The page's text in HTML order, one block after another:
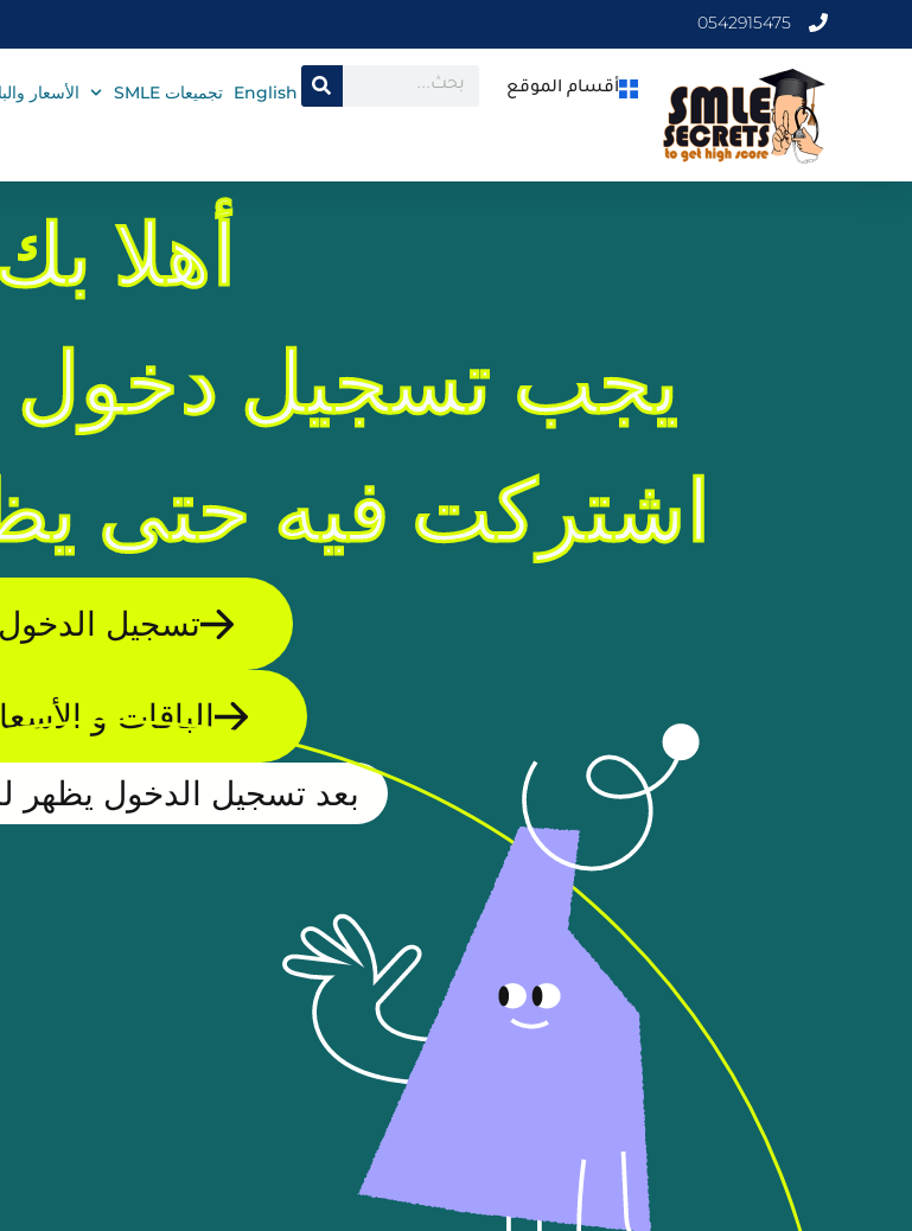
0542915475
أقسام الموقع English تجميعات SMLE الأسعار
أهلا
يجب تسجيل دخول
اشتركت فيه حتى
تسجيل الدخول
الباقات و
بعد تسجيل الدخول يظهر